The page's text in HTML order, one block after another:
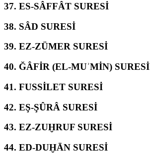
37. ES-SÂFFÂT SURESİ
38. SÂD SURESİ
39. EZ-ZÜMER SURESİ
40. ĞÂFİR (EL-MUʾMİN) SURESİ
41. FUSSİLET SURESİ
42. EŞ-ŞÛRÂ SURESİ
43. EZ-ZUḪRUF SURESİ
44. ED-DUḪĀN SURESİ